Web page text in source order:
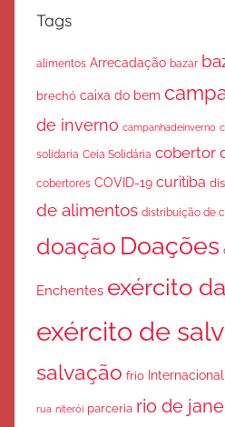
Tags
alimentos Arrecadação bazar
brechó caixa do bem
de inverno campanhadeinverno
solidaria Ceia Solidária cobertor
cobertores COVID-19 curitiba
de alimentos distribuição de
doação Doações
Enchentes exército
exército de
salvação frio Internacional
rua niterói parceria rio de